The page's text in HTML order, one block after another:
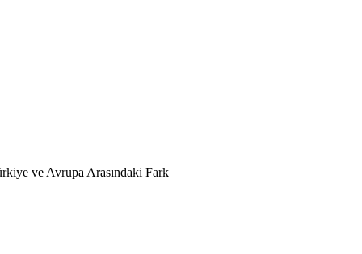
ve Avrupa Arasındaki Fark